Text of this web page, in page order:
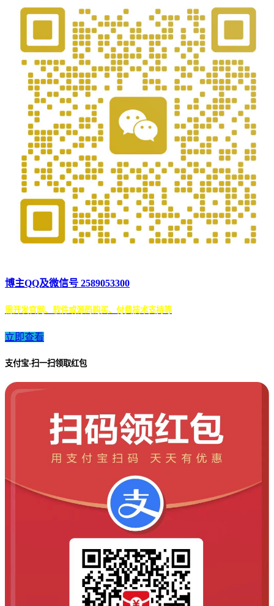
博主QQ及微信号 2589053300
需开发官网、软件或源码购买、付费技术支持等
立即查看
支付宝-扫一扫领取红包